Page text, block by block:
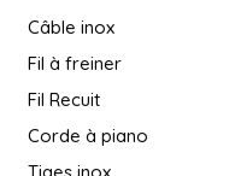
Câble inox
Fil à freiner
Fil Recuit
Corde à piano